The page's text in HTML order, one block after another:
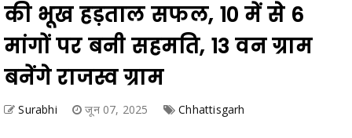
की भूख हड़ताल सफल, 10 में से 6
मांगों पर बनी सहमति, 13 वन ग्राम
बनेंगे राजस्व ग्राम
Surabhi जून 07, 2025 Chhattisgarh